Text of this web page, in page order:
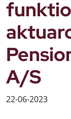
A/S
22-06-2023